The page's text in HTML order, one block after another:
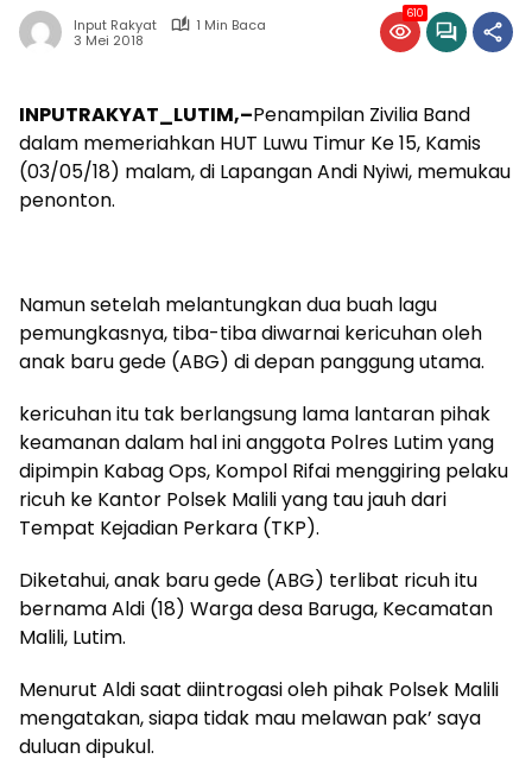
Input Rakyat
1 Min Baca
3 Mei 2018
610
INPUTRAKYAT_LUTIM,–Penampilan Zivilia Band
dalam memeriahkan HUT Luwu Timur Ke 15, Kamis
(03/05/18) malam, di Lapangan Andi Nyiwi, memukau
penonton.
Namun setelah melantungkan dua buah lagu
pemungkasnya, tiba-tiba diwarnai kericuhan oleh
anak baru gede (ABG) di depan panggung utama.
kericuhan itu tak berlangsung lama lantaran pihak
keamanan dalam hal ini anggota Polres Lutim yang
dipimpin Kabag Ops, Kompol Rifai menggiring pelaku
ricuh ke Kantor Polsek Malili yang tau jauh dari
Tempat Kejadian Perkara (TKP).
Diketahui, anak baru gede (ABG) terlibat ricuh itu
bernama Aldi (18) Warga desa Baruga, Kecamatan
Malili, Lutim.
Menurut Aldi saat diintrogasi oleh pihak Polsek Malili
mengatakan, siapa tidak mau melawan pak’ saya
duluan dipukul.